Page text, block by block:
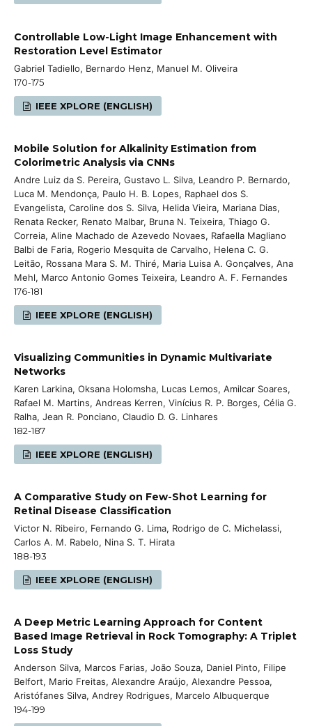
Controllable Low-Light Image Enhancement with
Restoration Level Estimator
Gabriel Tadiello, Bernardo Henz, Manuel M. Oliveira
170-175
IEEE XPLORE (ENGLISH)
Mobile Solution for Alkalinity Estimation from
Colorimetric Analysis via CNNs
Andre Luiz da S. Pereira, Gustavo L. Silva, Leandro P. Bernardo,
Luca M. Mendonça, Paulo H. B. Lopes, Raphael dos S.
Evangelista, Caroline dos S. Silva, Helida Vieira, Mariana Dias,
Renata Recker, Renato Malbar, Bruna N. Teixeira, Thiago G.
Correia, Aline Machado de Azevedo Novaes, Rafaella Magliano
Balbi de Faria, Rogerio Mesquita de Carvalho, Helena C. G.
Leitão, Rossana Mara S. M. Thiré, Maria Luisa A. Gonçalves, Ana
Mehl, Marco Antonio Gomes Teixeira, Leandro A. F. Fernandes
176-181
IEEE XPLORE (ENGLISH)
Visualizing Communities in Dynamic Multivariate
Networks
Karen Larkina, Oksana Holomsha, Lucas Lemos, Amilcar Soares,
Rafael M. Martins, Andreas Kerren, Vinícius R. P. Borges, Célia G.
Ralha, Jean R. Ponciano, Claudio D. G. Linhares
182-187
IEEE XPLORE (ENGLISH)
A Comparative Study on Few-Shot Learning for
Retinal Disease Classification
Victor N. Ribeiro, Fernando G. Lima, Rodrigo de C. Michelassi,
Carlos A. M. Rabelo, Nina S. T. Hirata
188-193
IEEE XPLORE (ENGLISH)
A Deep Metric Learning Approach for Content
Based Image Retrieval in Rock Tomography: A Triplet
Loss Study
Anderson Silva, Marcos Farias, João Souza, Daniel Pinto, Filipe
Belfort, Mario Freitas, Alexandre Araújo, Alexandre Pessoa,
Aristófanes Silva, Andrey Rodrigues, Marcelo Albuquerque
194-199